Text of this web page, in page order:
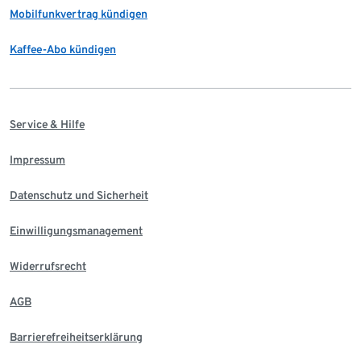
Mobilfunkvertrag kündigen
Kaffee-Abo kündigen
Service & Hilfe
Impressum
Datenschutz und Sicherheit
Einwilligungsmanagement
Widerrufsrecht
AGB
Barrierefreiheitserklärung